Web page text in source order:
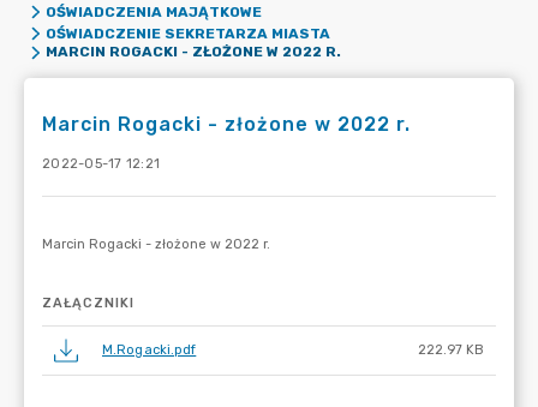
OŚWIADCZENIA MAJĄTKOWE
OŚWIADCZENIE SEKRETARZA MIASTA
MARCIN ROGACKI - ZŁOŻONE W 2022 R.
Marcin Rogacki - złożone w 2022 r.
2022-05-17 12:21
ZAŁĄCZNIKI
M.Rogacki.pdf 222.97 KB